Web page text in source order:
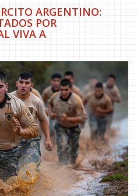
ARGENTINO:
POR
VIVA A